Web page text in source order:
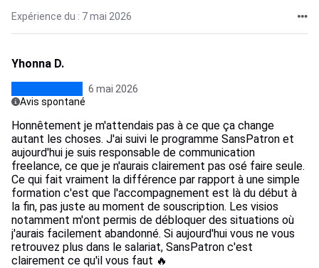
Expérience du : 7 mai 2026
Yhonna D.
6 mai 2026
Avis spontané
Honnêtement je m'attendais pas à ce que ça change
autant les choses. J'ai suivi le programme SansPatron et
aujourd'hui je suis responsable de communication
freelance, ce que je n'aurais clairement pas osé faire seule.
Ce qui fait vraiment la différence par rapport à une simple
formation c'est que l'accompagnement est là du début à
la fin, pas juste au moment de souscription. Les visios
notamment m'ont permis de débloquer des situations où
j'aurais facilement abandonné. Si aujourd'hui vous ne vous
retrouvez plus dans le salariat, SansPatron c'est
clairement ce qu'il vous faut 🔥